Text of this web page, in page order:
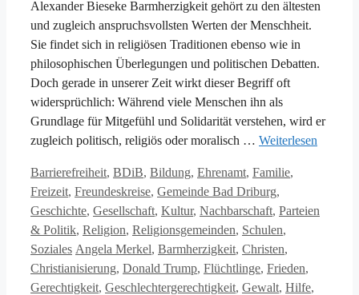
Alexander Bieseke Barmherzigkeit gehört zu den ältesten
und zugleich anspruchsvollsten Werten der Menschheit.
Sie findet sich in religiösen Traditionen ebenso wie in
philosophischen Überlegungen und politischen Debatten.
Doch gerade in unserer Zeit wirkt dieser Begriff oft
widersprüchlich: Während viele Menschen ihn als
Grundlage für Mitgefühl und Solidarität verstehen, wird er
zugleich politisch, religiös oder moralisch … Weiterlesen
Kategorien
Barrierefreiheit, BDiB, Bildung, Ehrenamt, Familie,
Freizeit, Freundeskreise, Gemeinde Bad Driburg,
Geschichte, Gesellschaft, Kultur, Nachbarschaft, Parteien
& Politik, Religion, Religionsgemeinden, Schulen,
Soziales Schlagwörter
Angela Merkel, Barmherzigkeit, Christen,
Christianisierung, Donald Trump, Flüchtlinge, Frieden,
Gerechtigkeit, Geschlechtergerechtigkeit, Gewalt, Hilfe,